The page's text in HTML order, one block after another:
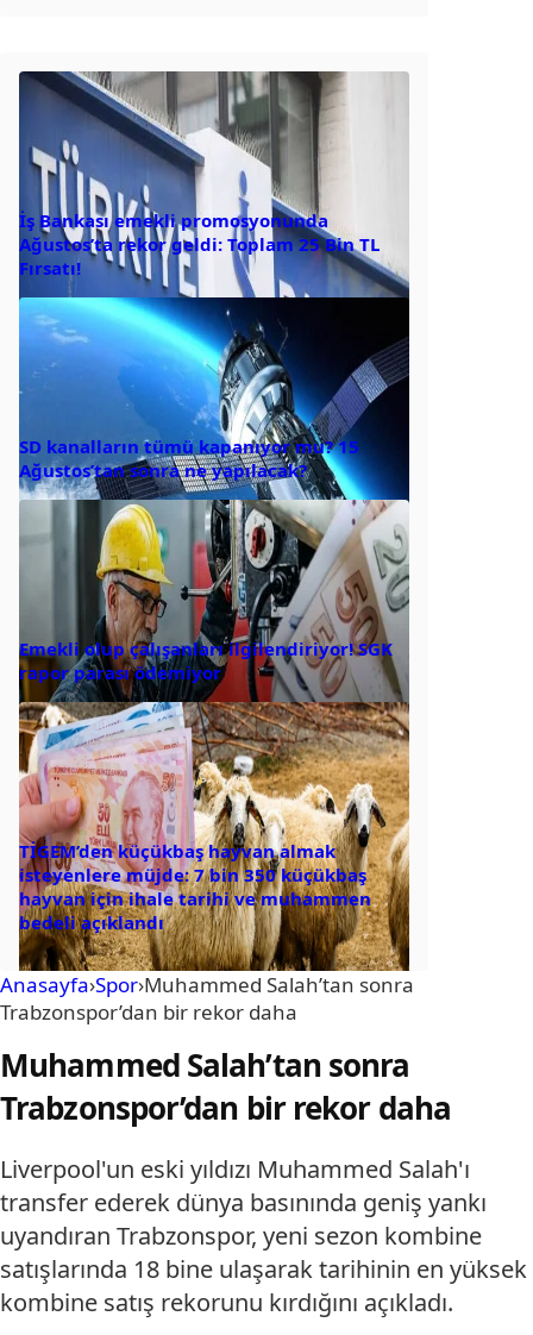
İş Bankası emekli promosyonunda
Ağustos’ta rekor geldi: Toplam 25 Bin TL
Fırsatı!
SD kanalların tümü kapanıyor mu? 15
Ağustos’tan sonra ne yapılacak?
Emekli olup çalışanları ilgilendiriyor! SGK
rapor parası ödemiyor
TİGEM’den küçükbaş hayvan almak
isteyenlere müjde: 7 bin 350 küçükbaş
hayvan için ihale tarihi ve muhammen
bedeli açıklandı
Anasayfa›Spor›Muhammed Salah’tan sonra
Trabzonspor’dan bir rekor daha
Muhammed Salah’tan sonra
Trabzonspor’dan bir rekor daha
Liverpool'un eski yıldızı Muhammed Salah'ı
transfer ederek dünya basınında geniş yankı
uyandıran Trabzonspor, yeni sezon kombine
satışlarında 18 bine ulaşarak tarihinin en yüksek
kombine satış rekorunu kırdığını açıkladı.